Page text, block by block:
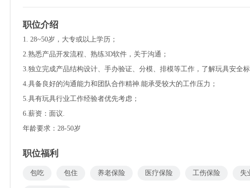
职位介绍
1. 28~50岁，大专或以上学历；
2.熟悉产品开发流程、熟练3D软件，关于沟通；
3.独立完成产品结构设计、手办验证、分模、排模等工作，了解玩具安全标
4.具备良好的沟通能力和团队合作精神.能承受较大的工作压力；
5.具有玩具行业工作经验者优先考虑；
6.薪资：面议.
年龄要求：28-50岁
职位福利
包吃 包住 养老保险 医疗保险 工伤保险 失